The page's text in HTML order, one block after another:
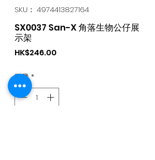
SKU： 4974413827164
SX0037 San-X 角落生物公仔展
示架
HK$246.00
数量*